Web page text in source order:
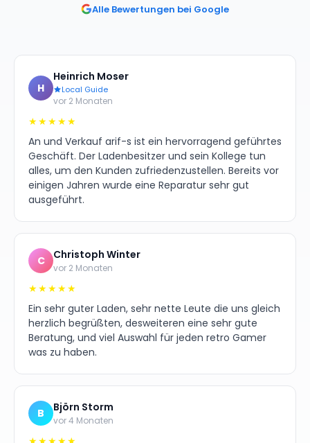
Alle Bewertungen bei Google
H
Heinrich Moser
Local Guide
vor 2 Monaten
★★★★★
An und Verkauf arif-s ist ein hervorragend geführtes
Geschäft. Der Ladenbesitzer und sein Kollege tun
alles, um den Kunden zufriedenzustellen. Bereits vor
einigen Jahren wurde eine Reparatur sehr gut
ausgeführt.
C Christoph Winter
vor 2 Monaten
★★★★★
Ein sehr guter Laden, sehr nette Leute die uns gleich
herzlich begrüßten, desweiteren eine sehr gute
Beratung, und viel Auswahl für jeden retro Gamer
was zu haben.
B Björn Storm
vor 4 Monaten